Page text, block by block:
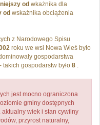
od wkażnika dla
od wskażnika obciążenia
z Narodowego Spisu
roku we wsi Nowa Wieś było
gospodarstwa
- takich gospodarstw było 8 .
jest mocno ograniczona
gminy dostępnych
wiek i stan cywilny
przyrost naturalny,